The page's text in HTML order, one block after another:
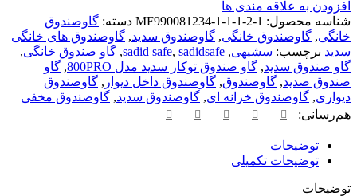
افزودن به علاقه مندی ها
شناسه محصول: MF990081234-1-1-1-2-1 دسته: گاوصندوق
خانگی, گاوصندوق خانگی, گاوصندوق سدید, گاوصندوق های خانگی
سدید برچسب: سشیهی,
sadid safe, sadidsafe
, گاو صندوق خانگی,
گاو صندوق سدید, گاو صندوق توکار سدید مدل 800PRO , گاو
صندوق صدید, گاوصندوق, گاوصندوق داخل دیوار , گاوصندوق
دیواری, گاوصندوق خزانه ای, گاوصندوق سدید, گاوصندوق مخفی
هم‌رسانی:
توضیحات
توضیحات تکمیلی
توضیحات